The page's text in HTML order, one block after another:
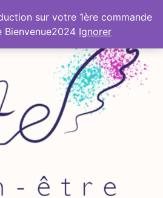
sur votre 1ère commande
Bienvenue2024 Ignorer